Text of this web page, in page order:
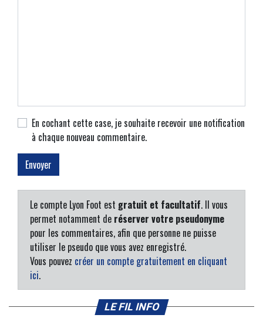
En cochant cette case, je souhaite recevoir une notification
à chaque nouveau commentaire.
Le compte Lyon Foot est gratuit et facultatif. Il vous
permet notamment de réserver votre pseudonyme
pour les commentaires, afin que personne ne puisse
utiliser le pseudo que vous avez enregistré.
Vous pouvez créer un compte gratuitement en cliquant
ici.
LE FIL INFO